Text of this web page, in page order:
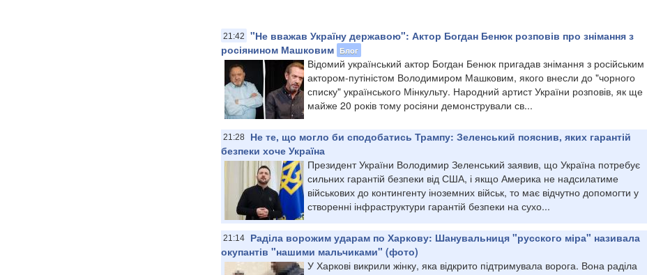
21:42
"Не вважав Україну державою": Актор Богдан Бенюк розповів про знімання з
росіянином Машковим Блог
Відомий український актор Богдан Бенюк пригадав знімання з російським
актором-путіністом Володимиром Машковим, якого внесли до "чорного
списку" українського Мінкульту. Народний артист України розповів, як ще
майже 20 років тому росіяни демонстрували св...
21:28
Не те, що могло би сподобатись Трампу: Зеленський пояснив, яких гарантій
безпеки хоче Україна
Президент України Володимир Зеленський заявив, що Україна потребує
сильних гарантій безпеки від США, і якщо Америка не надсилатиме
військових до контингенту іноземних військ, то має відчутно допомогти у
створенні інфраструктури гарантій безпеки на сухо...
21:14
Раділа ворожим ударам по Харкову: Шанувальниця "русского міра" називала
окупантів "нашими мальчиками" (фото)
У Харкові викрили жінку, яка відкрито підтримувала ворога. Вона раділа